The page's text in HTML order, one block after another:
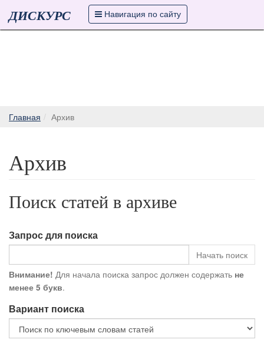
ДИСКУРС Навигация по сайту
Главная Архив
Архив
Поиск статей в архиве
Запрос для поиска
Начать поиск
Внимание! Для начала поиска запрос должен содержать не
менее 5 букв.
Вариант поиска